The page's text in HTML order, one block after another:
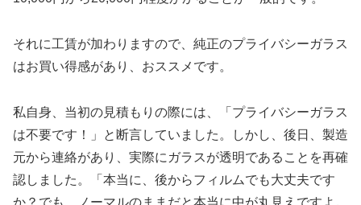
それに工賃が加わりますので、純正のプライバシーガラス
はお買い得感があり、おススメです。
私自身、当初の見積もりの際には、「プライバシーガラス
は不要です！」と断言していました。しかし、後日、製造
元から連絡があり、実際にガラスが透明であることを再確
認しました。「本当に、後からフィルムでも大丈夫です
か？でも、ノーマルのままだと本当に中が丸見えですよ。